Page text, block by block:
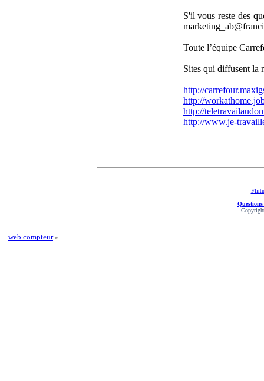
S'il vous reste des
Toute l’équipe
Sites qui diffusent la
http://
http://
http://
http://www.je-
Questions
web compteur